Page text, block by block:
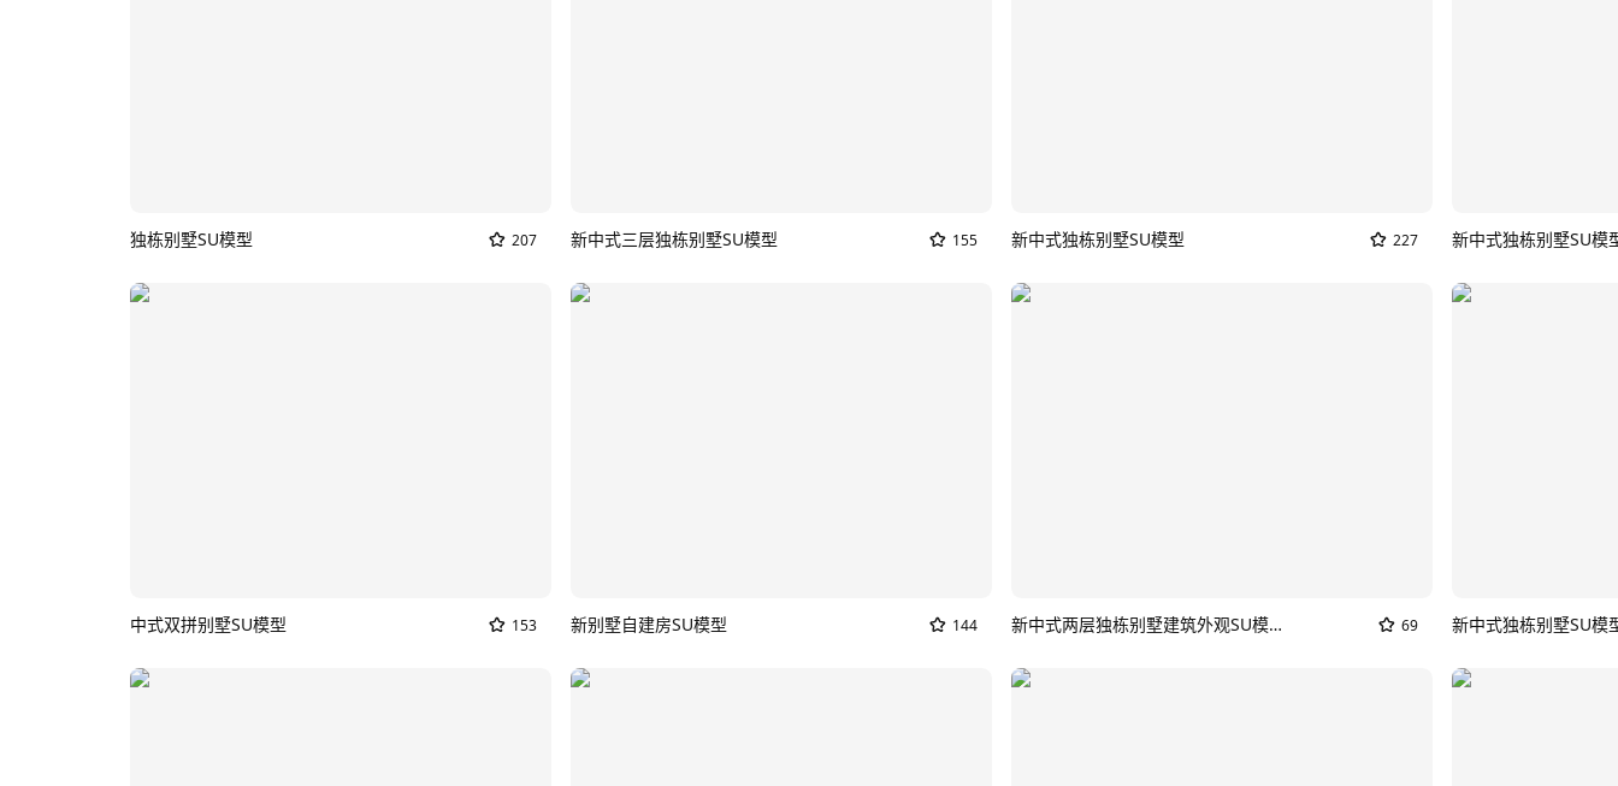
独栋别墅SU模型 207 新中式三层独栋别墅SU模型 155 新中式独栋别墅SU模型 227 新中式独栋别墅SU模
中式双拼别墅SU模型 153 新别墅自建房SU模型 144 新中式两层独栋别墅建筑外观SU模型_偏现代的那种新中式别墅 69